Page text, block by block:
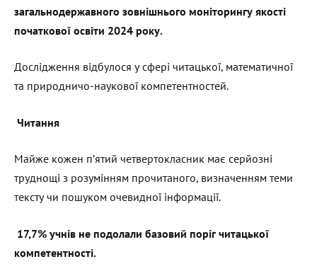
загальнодержавного зовнішнього моніторингу якості
початкової освіти 2024 року.
Дослідження відбулося у сфері читацької, математичної
та природничо-наукової компетентностей.
Читання
Майже кожен п’ятий четвертокласник має серйозні
труднощі з розумінням прочитаного, визначенням теми
тексту чи пошуком очевидної інформації.
17,7% учнів не подолали базовий поріг читацької
компетентності.